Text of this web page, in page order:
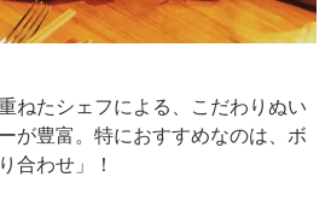
ねたシェフによる、こだわりぬい
が豊富。特におすすめなのは、ボ
合わせ」！